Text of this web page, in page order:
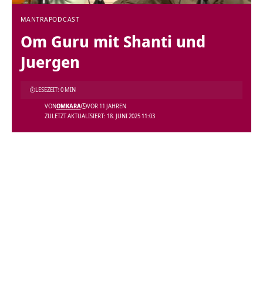
MANTRAPODCAST
Om Guru mit Shanti und
Juergen
ZULETZT AKTUALISIERT: 18. JUNI 2025 11:03
VONOMKARA VOR 11 JAHREN
LESEZEIT: 0 MIN